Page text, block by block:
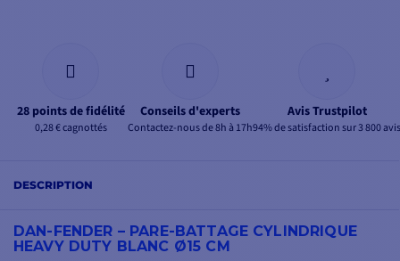
28 points de fidélité
0,28 € cagnottés
Conseils d'experts
Contactez-nous de 8h à 17h
Avis Trustpilot
94% de satisfaction sur 3 800 avis
DESCRIPTION
DAN-FENDER – PARE-BATTAGE CYLINDRIQUE
HEAVY DUTY BLANC Ø15 CM